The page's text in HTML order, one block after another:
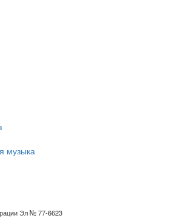
музыка
Эл № 77-6623